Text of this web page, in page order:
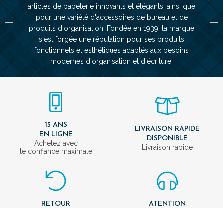
articles de papeterie innovants et élégants, ainsi que
pour une variété d'accessoires de bureau et de
produits d'organisation. Fondée en 1939, la marque
s'est forgée une réputation pour ses produits
fonctionnels et esthétiques adaptés aux besoins
modernes d'organisation et d'écriture.
15 ANS
EN LIGNE
Achetez avec
le confiance maximale
LIVRAISON RAPIDE
DISPONIBLE
Livraison rapide
RETOUR
ATENTION